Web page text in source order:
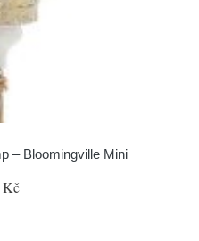
– Bloomingville Mini
Kč